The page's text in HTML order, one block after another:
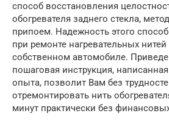
способ восстановления
обогревателя заднего стекла,
припоем. Надежность этого
при ремонте нагревательных нитей
собственном автомобиле.
пошаговая инструкция,
опыта, позволит Вам без
отремонтировать нить
минут практически без